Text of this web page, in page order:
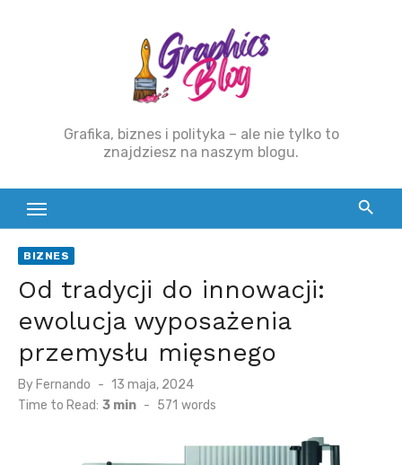
Grafika, biznes i polityka – ale nie tylko to
znajdziesz na naszym blogu.
BIZNES
Od tradycji do innowacji:
ewolucja wyposażenia
przemysłu mięsnego
By Fernando
Posted
on
13 maja, 2024
Time to Read: 3 min - 571 words